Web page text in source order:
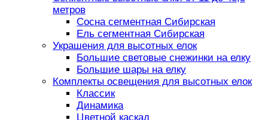
метров
Сосна сегментная Сибирская
Ель сегментная Сибирская
Украшения для высотных елок
Большие световые снежинки на елку
Большие шары на елку
Комплекты освещения для высотных елок
Классик
Динамика
Цветной каскад